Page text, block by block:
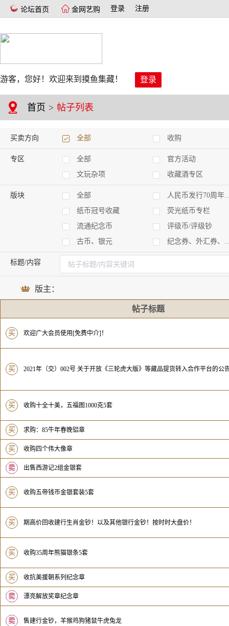
论坛首页 金网艺购 登录 注册
游客，您好！欢迎来到摸鱼集藏！ 登录
首页 > 帖子列表
买卖方向 全部 收购
专区 全部
官方活动
文玩杂项
收藏酒专区
版块 全部
人民币发行70周年纪念钞
纸币冠号收藏
荧光纸币专栏
流通纪念币
评级币/评级钞
古币、银元
纪念券、外汇券、国库券
标题/内容
版主：
帖子标题
买 欢迎广大会员使用[免费中介]！
买 2021年（交）002号 关于开放《三轮虎大版》等藏品提货转入合作平台的公
买 收购十全十美，五福图1000克5套
买 求购：85牛年春晚铝章
买 收购四个伟大像章
卖
无 出售西游记2组金银套
买 收购五帝钱币金银套装5套
买 期高价回收建行生肖金钞！以及其他银行金钞！按时时大盘价！
买 收购35周年熊猫银条5套
买 收抗美援朝系列纪念章
卖
无 漂亮解放奖章纪念章
卖
无 售建行金钞，羊猴鸡狗猪鼠牛虎兔龙